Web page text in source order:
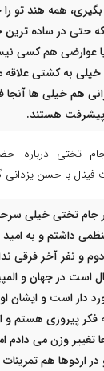
همه هند تو
حتی در ساده ترین
عوارضی هم کسی
به کشتی علاقه
هم خیلی ها آنجا
هستند.
تختی درباره
فینال با حسن
جام تختی خیلی
داشتم و به امید
و نفر آخر فرقی
است در جهان و
دار است و ایشان
پیروزی هستم و
تغییر وزن می دادم
در اردوها هم